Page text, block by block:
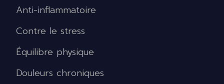
Anti-inflammatoire
Contre le stress
Équilibre physique
Douleurs chroniques